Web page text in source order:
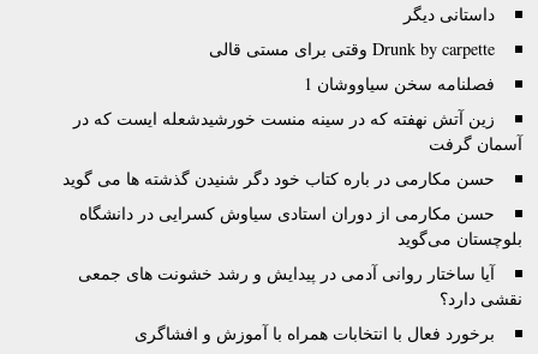
داستانی دیگر
Drunk by carpette وقتى براى مستى قالى
فصلنامه سخن سیاووشان 1
زين آتش نهفته كه در سينه منست خورشيدشعله ايست كه در
آسمان گرفت
حسن مکارمی در باره کتاب خود دگر شنیدن گذشته ها می گوید
حسن مکارمی از دوران استادی سیاوش کسرایی در دانشگاه
بلوچستان می‌گوید
آیا ساختار روانی آدمی در پیدایش و رشد خشونت های جمعی
نقشی دارد؟
برخورد فعال با انتخابات همراه با آموزش و افشاگری